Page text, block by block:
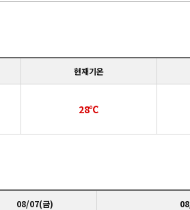
현재기온
28℃
08/07(금)